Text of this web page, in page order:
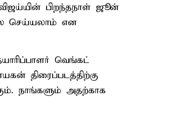
பிறந்தநாள் ஜூன்
செய்யலாம் என
வெங்கட்
திரைப்படத்திற்கு
நாங்களும் அதற்காக